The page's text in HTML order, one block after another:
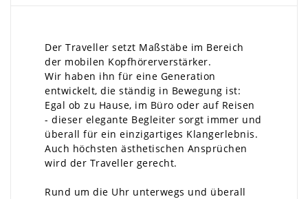
Der Traveller setzt Maßstäbe im Bereich
der mobilen Kopfhörerverstärker.
Wir haben ihn für eine Generation
entwickelt, die ständig in Bewegung ist:
Egal ob zu Hause, im Büro oder auf Reisen
- dieser elegante Begleiter sorgt immer und
überall für ein einzigartiges Klangerlebnis.
Auch höchsten ästhetischen Ansprüchen
wird der Traveller gerecht.
Rund um die Uhr unterwegs und überall